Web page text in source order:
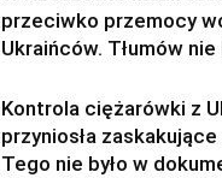
przeciwko przemocy
Ukraińców. Tłumów nie
Kontrola ciężarówki z
przyniosła
Tego nie było w